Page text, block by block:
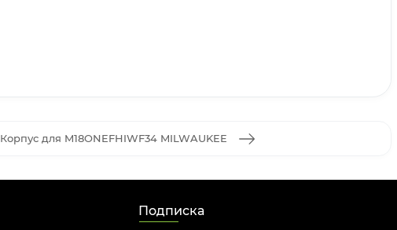
Корпус для M18ONEFHIWF34 MILWAUKEE
Подписка